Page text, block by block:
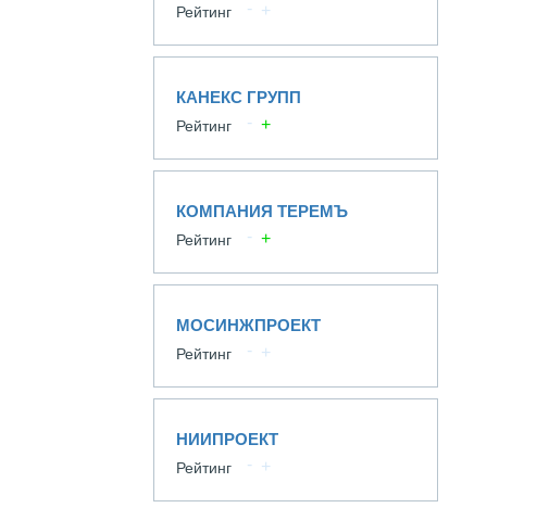
Рейтинг
КАНЕКС ГРУПП
Рейтинг
КОМПАНИЯ ТЕРЕМЪ
Рейтинг
МОСИНЖПРОЕКТ
Рейтинг
НИИПРОЕКТ
Рейтинг